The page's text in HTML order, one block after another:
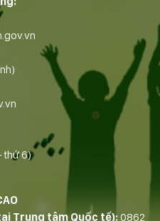
thứ 6)
Trung tâm Quốc tế):0862